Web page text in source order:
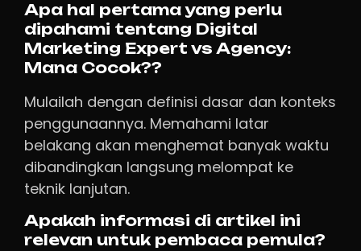
Apa hal pertama yang perlu
dipahami tentang Digital
Marketing Expert vs Agency:
Mana Cocok??
Mulailah dengan definisi dasar dan konteks
penggunaannya. Memahami latar
belakang akan menghemat banyak waktu
dibandingkan langsung melompat ke
teknik lanjutan.
Apakah informasi di artikel ini
relevan untuk pembaca pemula?